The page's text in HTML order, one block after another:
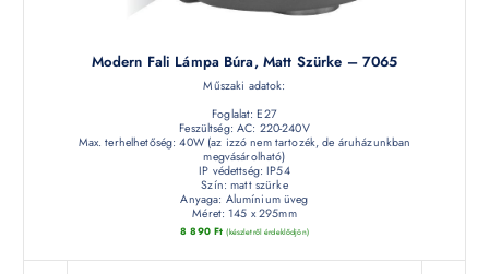
Modern Fali Lámpa Búra, Matt Szürke – 7065
Műszaki adatok:
Foglalat: E27
Feszültség: AC: 220-240V
Max. terhelhetőség: 40W (az izzó nem tartozék, de áruházunkban
megvásárolható)
IP védettség: IP54
Szín: matt szürke
Anyaga: Alumínium üveg
Méret: 145 x 295mm
8 890 Ft (készletről érdeklődjön)